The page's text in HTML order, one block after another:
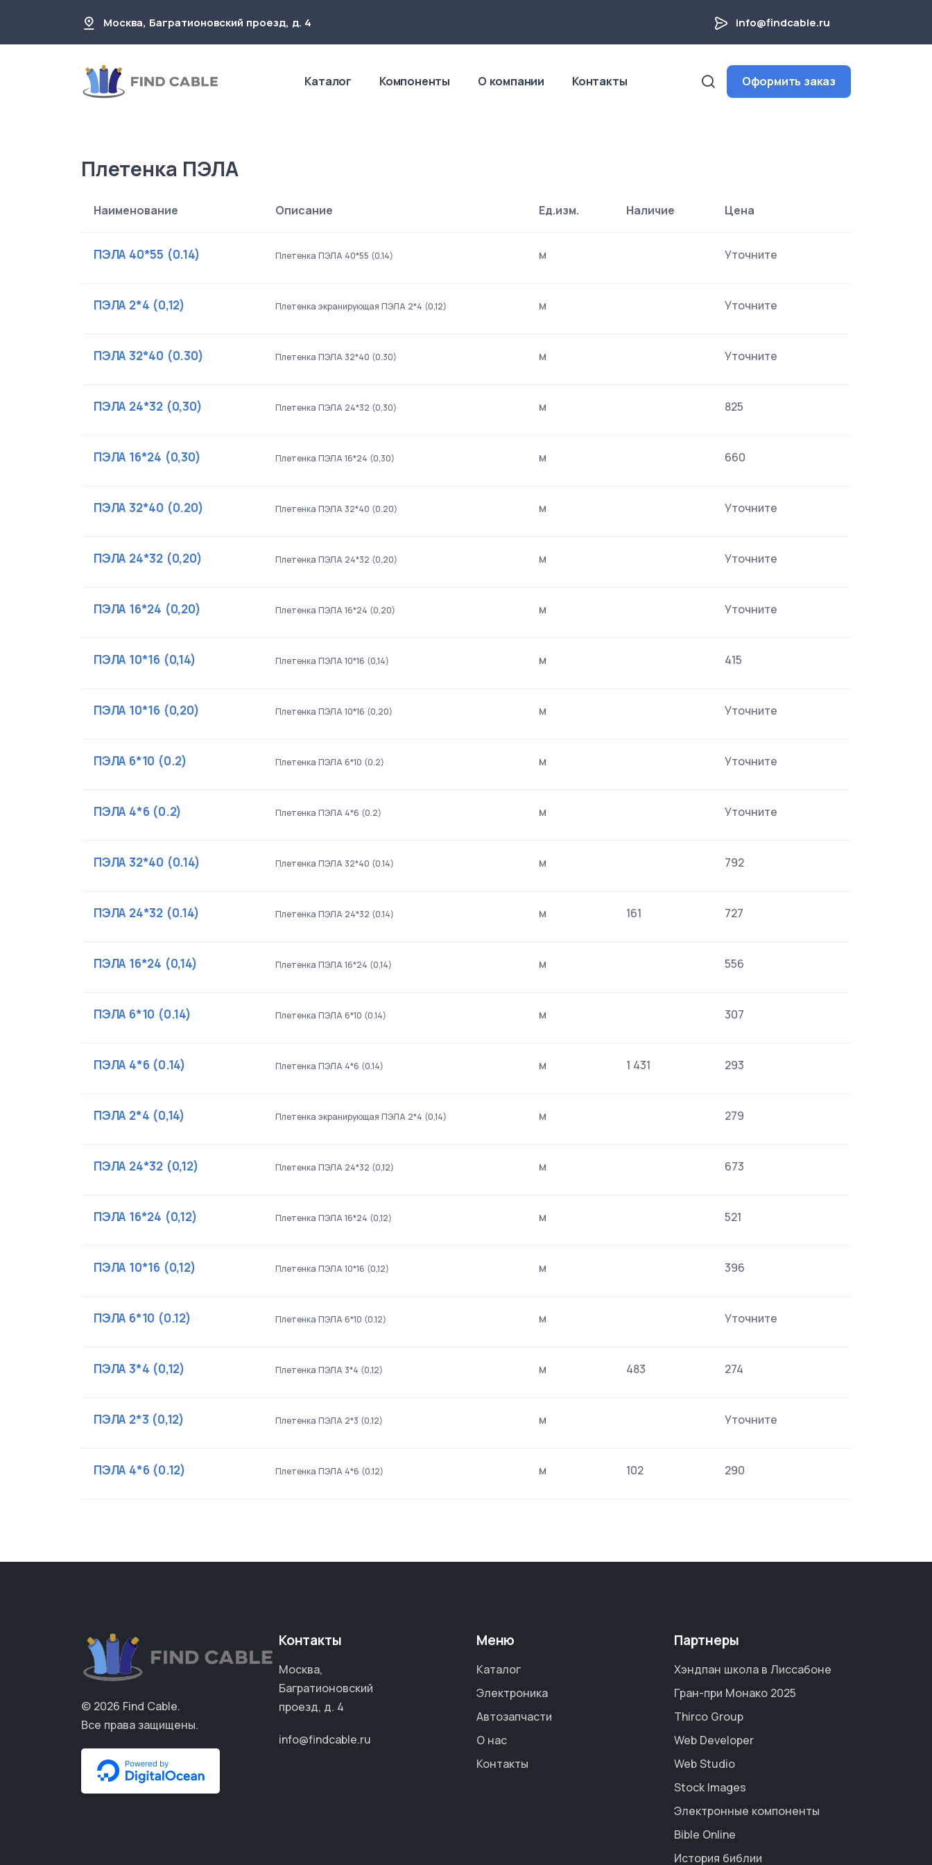
Москва, Багратионовский проезд, д. 4 info@findcable.ru
Каталог Компоненты О компании Контакты Оформить заказ
Плетенка ПЭЛА
Наименование Описание Ед.изм. Наличие Цена
ПЭЛА 40*55 (0.14) Плетенка ПЭЛА 40*55 (0.14) м Уточните
ПЭЛА 2*4 (0,12) Плетенка экранирующая ПЭЛА 2*4 (0,12) м Уточните
ПЭЛА 32*40 (0.30) Плетенка ПЭЛА 32*40 (0.30) м Уточните
ПЭЛА 24*32 (0,30) Плетенка ПЭЛА 24*32 (0,30) м 825
ПЭЛА 16*24 (0,30) Плетенка ПЭЛА 16*24 (0,30) м 660
ПЭЛА 32*40 (0.20) Плетенка ПЭЛА 32*40 (0.20) м Уточните
ПЭЛА 24*32 (0,20) Плетенка ПЭЛА 24*32 (0,20) м Уточните
ПЭЛА 16*24 (0,20) Плетенка ПЭЛА 16*24 (0,20) м Уточните
ПЭЛА 10*16 (0,14) Плетенка ПЭЛА 10*16 (0,14) м 415
ПЭЛА 10*16 (0,20) Плетенка ПЭЛА 10*16 (0,20) м Уточните
ПЭЛА 6*10 (0.2) Плетенка ПЭЛА 6*10 (0.2) м Уточните
ПЭЛА 4*6 (0.2) Плетенка ПЭЛА 4*6 (0.2) м Уточните
ПЭЛА 32*40 (0.14) Плетенка ПЭЛА 32*40 (0.14) м 792
ПЭЛА 24*32 (0.14) Плетенка ПЭЛА 24*32 (0.14) м 161 727
ПЭЛА 16*24 (0,14) Плетенка ПЭЛА 16*24 (0,14) м 556
ПЭЛА 6*10 (0.14) Плетенка ПЭЛА 6*10 (0.14) м 307
ПЭЛА 4*6 (0.14) Плетенка ПЭЛА 4*6 (0.14) м 1 431 293
ПЭЛА 2*4 (0,14) Плетенка экранирующая ПЭЛА 2*4 (0,14) м 279
ПЭЛА 24*32 (0,12) Плетенка ПЭЛА 24*32 (0,12) м 673
ПЭЛА 16*24 (0,12) Плетенка ПЭЛА 16*24 (0,12) м 521
ПЭЛА 10*16 (0,12) Плетенка ПЭЛА 10*16 (0,12) м 396
ПЭЛА 6*10 (0.12) Плетенка ПЭЛА 6*10 (0.12) м Уточните
ПЭЛА 3*4 (0,12) Плетенка ПЭЛА 3*4 (0,12) м 483 274
ПЭЛА 2*3 (0,12) Плетенка ПЭЛА 2*3 (0,12) м Уточните
ПЭЛА 4*6 (0.12) Плетенка ПЭЛА 4*6 (0.12) м 102 290
© 2026 Find Cable.
Все права защищены.
Контакты
Москва,
Багратионовский
проезд, д. 4
info@findcable.ru
Меню
Каталог
Электроника
Автозапчасти
О нас
Контакты
Партнеры
Хэндпан школа в Лиссабоне
Гран-при Монако 2025
Thirco Group
Web Developer
Web Studio
Stock Images
Электронные компоненты
Bible Online
История библии